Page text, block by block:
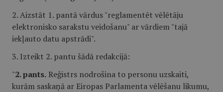
2. Aizstāt 1. pantā vārdus "reglamentēt vēlētāju
elektronisko sarakstu veidošanu" ar vārdiem "tajā
iekļauto datu apstrādi".
3. Izteikt 2. pantu šādā redakcijā:
"2. pants. Reģistrs nodrošina to personu uzskaiti,
kurām saskaņā ar Eiropas Parlamenta vēlēšanu likumu,